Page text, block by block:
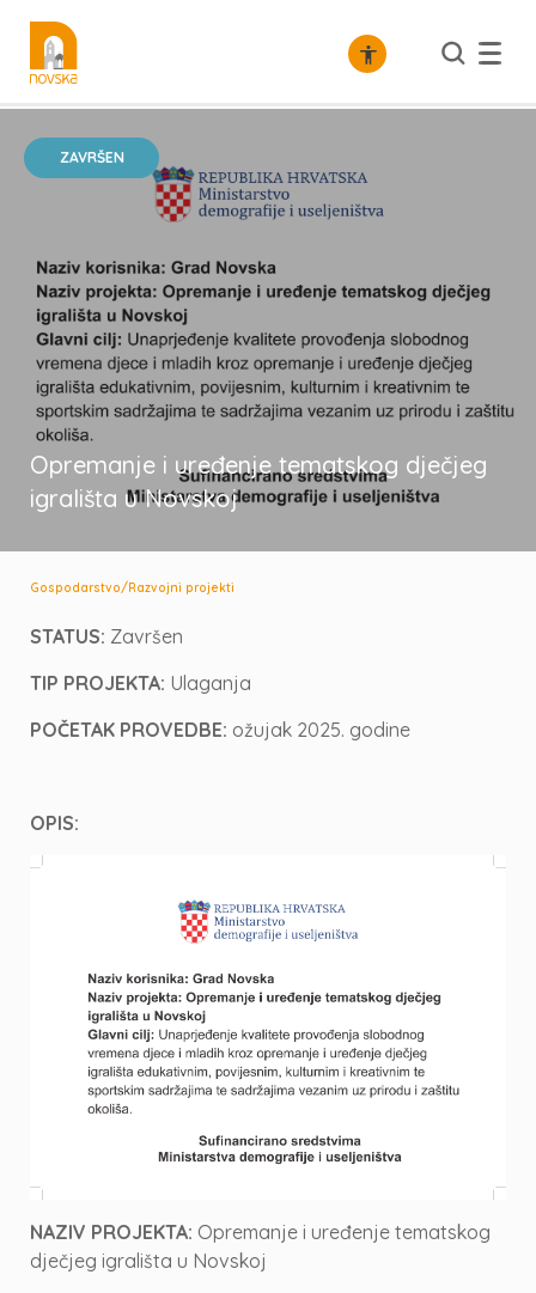
Gospodarstvo Razvojni projekti
Opremanje i uređenje tematskog dječjeg
igrališta u Novskoj
Gospodarstvo/Razvojni projekti
ZAVRŠEN
STATUS: Završen
TIP PROJEKTA: Ulaganja
POČETAK PROVEDBE: ožujak 2025. godine
OPIS:
NAZIV PROJEKTA: Opremanje i uređenje tematskog
dječjeg igrališta u Novskoj